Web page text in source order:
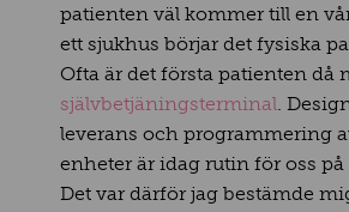
patienten väl kommer till en
ett sjukhus börjar det fysiska
Ofta är det första patienten då
självbetjäningsterminal .
leverans och programmering
enheter är idag rutin för oss på
Det var därför jag bestämde